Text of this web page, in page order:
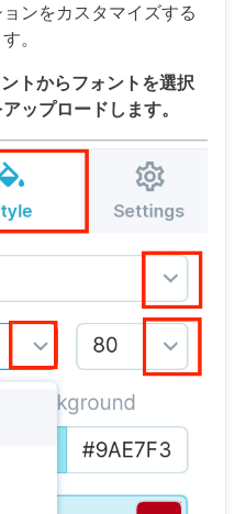
ンをカスタマイズする
。
トからフォントを選択
ップロードします。